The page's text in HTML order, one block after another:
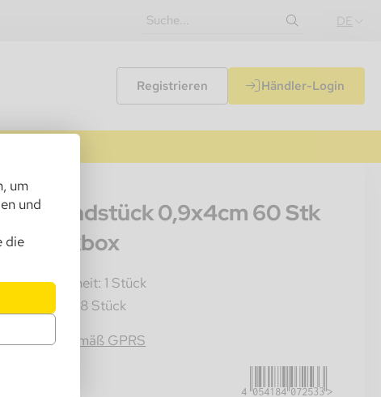
um
und
die
DE
Registrieren Händler-Login
Mundstück 0,9x4cm 60 Stk
Plastikbox
Verkaufseinheit: 1 Stück
Umkarton: 48 Stück
gemäß GPRS
4054184072533